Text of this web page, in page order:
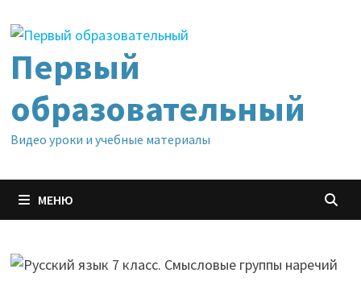
содержимому
Первый
образовательный
Видео уроки и учебные материалы
МЕНЮ